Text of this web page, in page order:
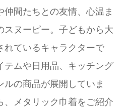
仲間たちとの友情、心温ま
スヌーピー。子どもから大
れているキャラクターで
テムや日用品、キッチング
ルの商品が展開していま
、メタリック巾着をご紹介